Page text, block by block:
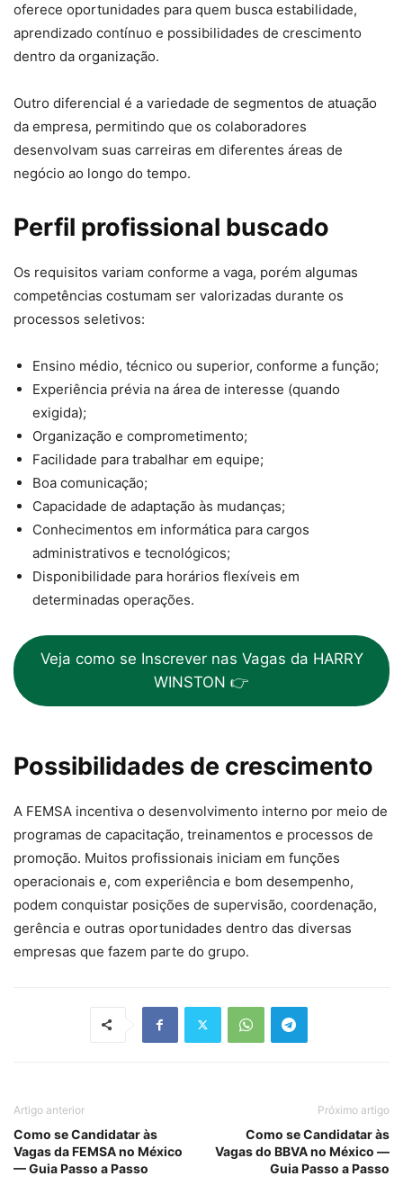
oferece oportunidades para quem busca estabilidade,
aprendizado contínuo e possibilidades de crescimento
dentro da organização.
Outro diferencial é a variedade de segmentos de atuação
da empresa, permitindo que os colaboradores
desenvolvam suas carreiras em diferentes áreas de
negócio ao longo do tempo.
Perfil profissional buscado
Os requisitos variam conforme a vaga, porém algumas
competências costumam ser valorizadas durante os
processos seletivos:
Ensino médio, técnico ou superior, conforme a função;
Experiência prévia na área de interesse (quando
exigida);
Organização e comprometimento;
Facilidade para trabalhar em equipe;
Boa comunicação;
Capacidade de adaptação às mudanças;
Conhecimentos em informática para cargos
administrativos e tecnológicos;
Disponibilidade para horários flexíveis em
determinadas operações.
Veja como se Inscrever nas Vagas da HARRY
WINSTON 👉
Possibilidades de crescimento
A FEMSA incentiva o desenvolvimento interno por meio de
programas de capacitação, treinamentos e processos de
promoção. Muitos profissionais iniciam em funções
operacionais e, com experiência e bom desempenho,
podem conquistar posições de supervisão, coordenação,
gerência e outras oportunidades dentro das diversas
empresas que fazem parte do grupo.
Artigo anterior
Como se Candidatar às
Vagas da FEMSA no México
— Guia Passo a Passo
Próximo artigo
Como se Candidatar às
Vagas do BBVA no México —
Guia Passo a Passo